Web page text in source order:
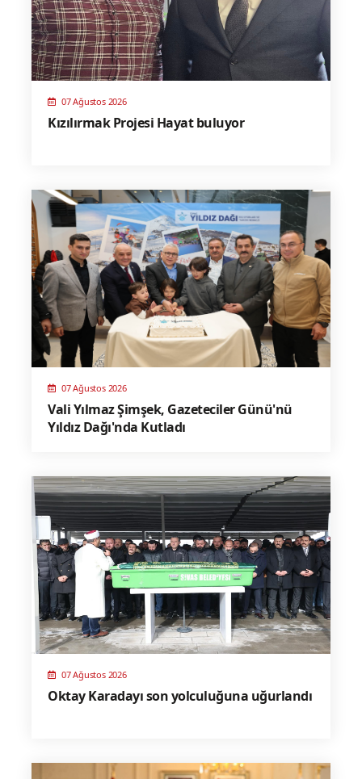
07 Ağustos 2026
Kızılırmak Projesi Hayat buluyor
07 Ağustos 2026
Vali Yılmaz Şimşek, Gazeteciler Günü'nü
Yıldız Dağı'nda Kutladı
07 Ağustos 2026
Oktay Karadayı son yolculuğuna uğurlandı